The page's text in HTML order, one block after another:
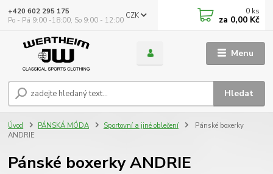
Menu
CZK
Hledat
+420 602 295 175
Po - Pá 9:00 -18:00, So 9:00 - 12:00
0 ks
za 0,00 Kč
Úvod PÁNSKÁ MÓDA Sportovní a jiné oblečení
Pánské boxerky
ANDRIE
Pánské boxerky ANDRIE